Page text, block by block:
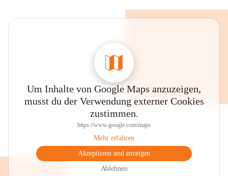
Um Inhalte von Google Maps anzuzeigen,
musst du der Verwendung externer Cookies
zustimmen.
https://www.google.com/maps
Mehr erfahren
Akzeptieren und anzeigen
Ablehnen